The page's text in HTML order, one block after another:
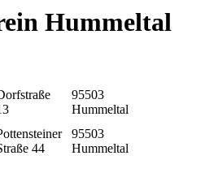
Hummeltal
95503
Hummeltal
44
95503
Hummeltal